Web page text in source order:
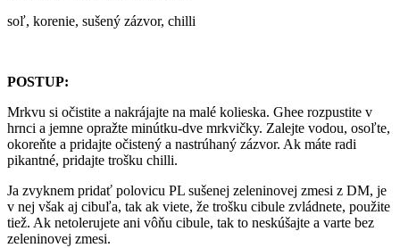
soľ, korenie, sušený zázvor, chilli
POSTUP:
Mrkvu si očistite a nakrájajte na malé kolieska. Ghee rozpustite v
hrnci a jemne opražte minútku-dve mrkvičky. Zalejte vodou, osoľte,
okoreňte a pridajte očistený a nastrúhaný zázvor. Ak máte radi
pikantné, pridajte trošku chilli.
Ja zvyknem pridať polovicu PL sušenej zeleninovej zmesi z DM, je
v nej však aj cibuľa, tak ak viete, že trošku cibule zvládnete, použite
tiež. Ak netolerujete ani vôňu cibule, tak to neskúšajte a varte bez
zeleninovej zmesi.